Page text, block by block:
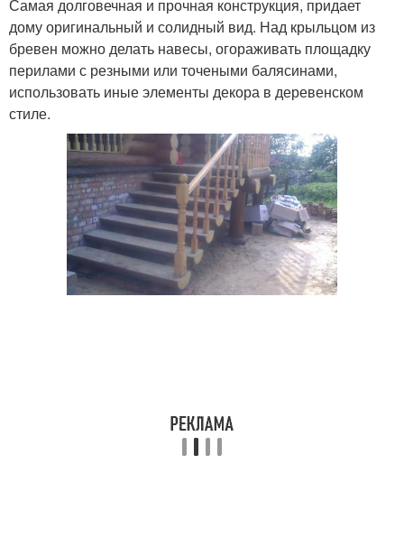
Самая долговечная и прочная конструкция, придает
дому оригинальный и солидный вид. Над крыльцом из
бревен можно делать навесы, огораживать площадку
перилами с резными или точеными балясинами,
использовать иные элементы декора в деревенском
стиле.